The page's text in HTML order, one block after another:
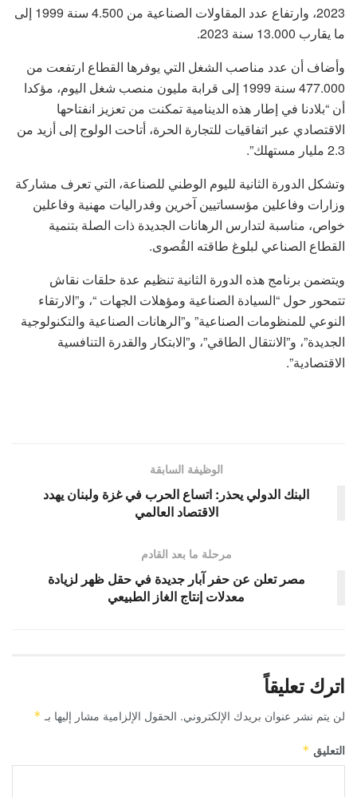
2023، وارتفاع عدد المقاولات الصناعية من 4.500 سنة 1999 إلى
ما يقارب 13.000 سنة 2023.
وأضاف أن عدد مناصب الشغل التي يوفرها القطاع ارتفعت من
477.000 سنة 1999 إلى قرابة مليون منصب شغل اليوم، مؤكدا
أن “بلادنا في إطار هذه الدينامية تمكنت من تعزيز انفتاحها
الاقتصادي عبر اتفاقيات للتجارة الحرة، أتاحت الولوج إلى أزيد من
2.3 مليار مستهلك”.
وتشكل الدورة الثانية لليوم الوطني للصناعة، التي تعرف مشاركة
وزارات وفاعلين مؤسساتيين آخرين وفدراليات مهنية وفاعلين
خواص، مناسبة لتدارس الرهانات الجديدة ذات الصلة بتنمية
القطاع الصناعي لبلوغ طاقته القُصوى.
ويتضمن برنامج هذه الدورة الثانية تنظيم عدة حلقات نقاش
تتمحور حول “السيادة الصناعية ومؤهلات الجهات “، و”الارتقاء
النوعي للمنظومات الصناعية” و”الرهانات الصناعية والتكنولوجية
الجديدة”، و”الانتقال الطاقي”، و”الابتكار والقدرة التنافسية
الاقتصادية”.
الوظيفة السابقة
البنك الدولي يحذر: اتساع الحرب في غزة ولبنان يهدد
الاقتصاد العالمي
مرحلة ما بعد القادم
مصر تعلن عن حفر آبار جديدة في حقل ظهر لزيادة
معدلات إنتاج الغاز الطبيعي
اترك تعليقاً
لن يتم نشر عنوان بريدك الإلكتروني. الحقول الإلزامية مشار إليها بـ *
التعليق *